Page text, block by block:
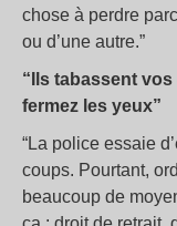
chose à perdre
ou d’une autre.”
“Ils tabassent
fermez les yeux”
“La police essaie
coups. Pourtant,
beaucoup de